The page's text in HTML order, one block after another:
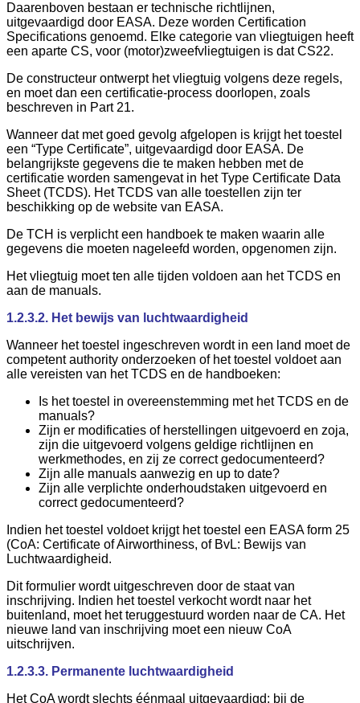
Daarenboven bestaan er technische richtlijnen,
uitgevaardigd door EASA. Deze worden Certification
Specifications genoemd. Elke categorie van vliegtuigen heeft
een aparte CS, voor (motor)zweefvliegtuigen is dat CS22.
De constructeur ontwerpt het vliegtuig volgens deze regels,
en moet dan een certificatie-process doorlopen, zoals
beschreven in Part 21.
Wanneer dat met goed gevolg afgelopen is krijgt het toestel
een “Type Certificate”, uitgevaardigd door EASA. De
belangrijkste gegevens die te maken hebben met de
certificatie worden samengevat in het Type Certificate Data
Sheet (TCDS). Het TCDS van alle toestellen zijn ter
beschikking op de website van EASA.
De TCH is verplicht een handboek te maken waarin alle
gegevens die moeten nageleefd worden, opgenomen zijn.
Het vliegtuig moet ten alle tijden voldoen aan het TCDS en
aan de manuals.
1.2.3.2. Het bewijs van luchtwaardigheid
Wanneer het toestel ingeschreven wordt in een land moet de
competent authority onderzoeken of het toestel voldoet aan
alle vereisten van het TCDS en de handboeken:
Is het toestel in overeenstemming met het TCDS en de
manuals?
Zijn er modificaties of herstellingen uitgevoerd en zoja,
zijn die uitgevoerd volgens geldige richtlijnen en
werkmethodes, en zij ze correct gedocumenteerd?
Zijn alle manuals aanwezig en up to date?
Zijn alle verplichte onderhoudstaken uitgevoerd en
correct gedocumenteerd?
Indien het toestel voldoet krijgt het toestel een EASA form 25
(CoA: Certificate of Airworthiness, of BvL: Bewijs van
Luchtwaardigheid.
Dit formulier wordt uitgeschreven door de staat van
inschrijving. Indien het toestel verkocht wordt naar het
buitenland, moet het teruggestuurd worden naar de CA. Het
nieuwe land van inschrijving moet een nieuw CoA
uitschrijven.
1.2.3.3. Permanente luchtwaardigheid
Het CoA wordt slechts éénmaal uitgevaardigd: bij de